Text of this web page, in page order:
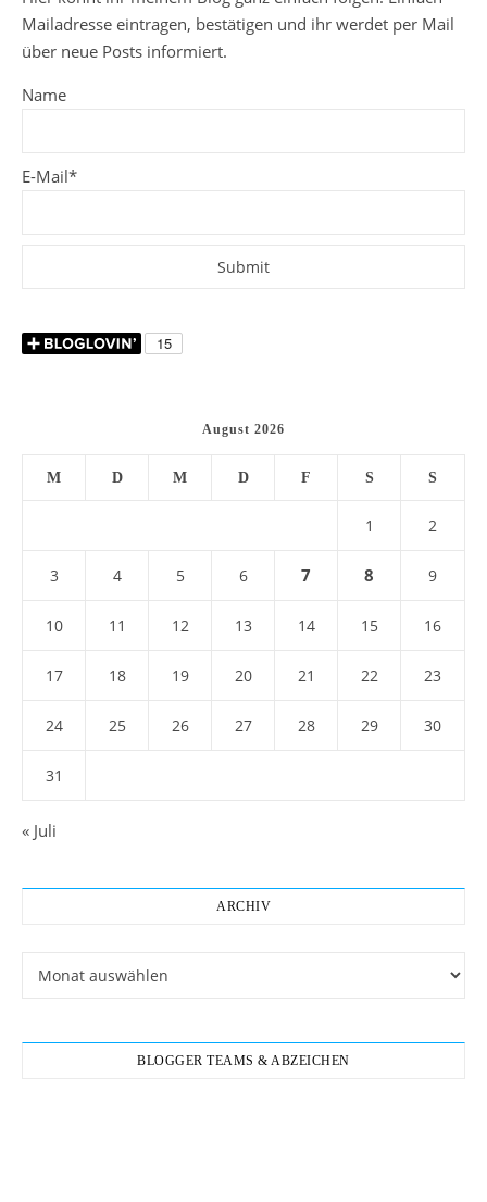
Mailadresse eintragen, bestätigen und ihr werdet per Mail
über neue Posts informiert.
Name
E-Mail*
August 2026
M D M D F S S
1 2
3 4 5 6 7 8 9
10 11 12 13 14 15 16
17 18 19 20 21 22 23
24 25 26 27 28 29 30
31
« Juli
ARCHIV
BLOGGER TEAMS & ABZEICHEN